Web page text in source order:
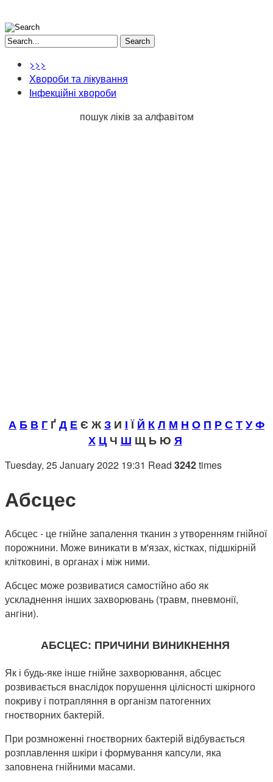
Search
>>>
Хвороби та лікування
Інфекційні хвороби
пошук ліків за алфавітом
А Б В Г ҐД ЕЄ ЖЗ И ІЇЙ КЛ М Н О П РСТУФ
Х ЦЧ Ш Щ Ь Ю Я
Tuesday, 25 January 2022 19:31 Read 3242times
Абсцес
Абсцес - це гнійне запалення тканин з утворенням гнійної
порожнини. Може виникати в м'язах, кістках, підшкірній
клітковині, в органах і між ними.
Абсцес може розвиватися самостійно або як
ускладнення інших захворювань (травм, пневмонії,
ангіни).
АБСЦЕС: ПРИЧИНИ ВИНИКНЕННЯ
Як і будь-яке інше гнійне захворювання, абсцес
розвивається внаслідок порушення цілісності шкірного
покриву і потрапляння в організм патогенних
гноєтворних бактерій.
При розмноженні гноєтворних бактерій відбувається
розплавлення шкіри і формування капсули, яка
заповнена гнійними масами.